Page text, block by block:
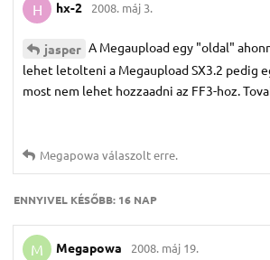
H hx-2 2008. máj 3.
jasper A Megaupload egy "oldal"
lehet letolteni a Megaupload SX3.2 pedig
most nem lehet hozzaadni az FF3-hoz.
Megapowa válaszolt erre.
ENNYIVEL KÉSŐBB: 16 NAP
M Megapowa 2008. máj 19.